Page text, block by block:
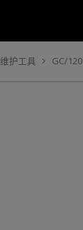
维护工具 GC/120